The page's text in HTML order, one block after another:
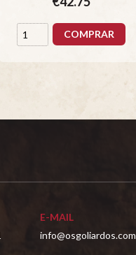
COMPRAR
E-MAIL
info@osgoliardos.com